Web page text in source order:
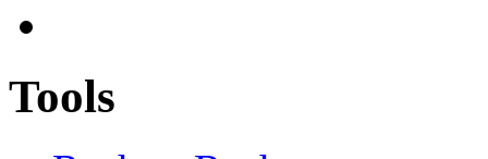
Tools